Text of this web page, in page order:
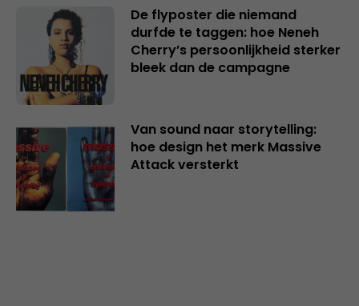
De flyposter die niemand
durfde te taggen: hoe Neneh
Cherry’s persoonlijkheid sterker
bleek dan de campagne
Van sound naar storytelling:
hoe design het merk Massive
Attack versterkt